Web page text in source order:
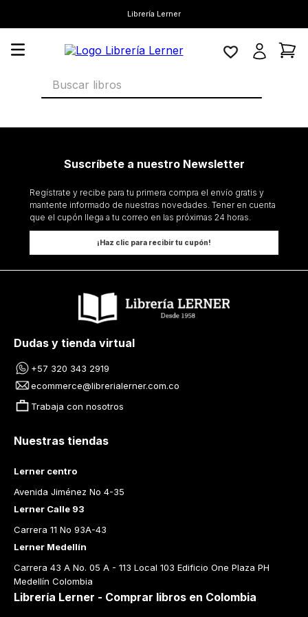
Librería Lerner
Buscar libros
Suscríbete a nuestro Newsletter
Regístrate y recibe para tu primera compra el envío gratis y
mantente informado de nuestras novedades. Tener en cuenta
que el cupón llega a tu correo en las próximas 24 horas.
¡Haz clic para recibir tu cupón!
Dudas y tienda virtual
+57 320 343 2919
ecommerce@librerialerner.com.co
Trabaja con nosotros
Nuestras tiendas
Lerner centro
Avenida Jiménez No 4-35
Lerner Calle 93
Carrera 11 No 93A-43
Lerner Medellín
Carrera 43 A No. 05 A - 113 Local 103 Edificio One Plaza PH
Medellín Colombia
Librería Lerner - Comprar libros en Colombia